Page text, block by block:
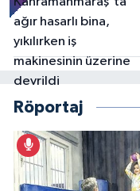
Röportaj